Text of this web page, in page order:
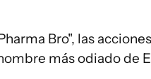
Bro", las
más odiado de